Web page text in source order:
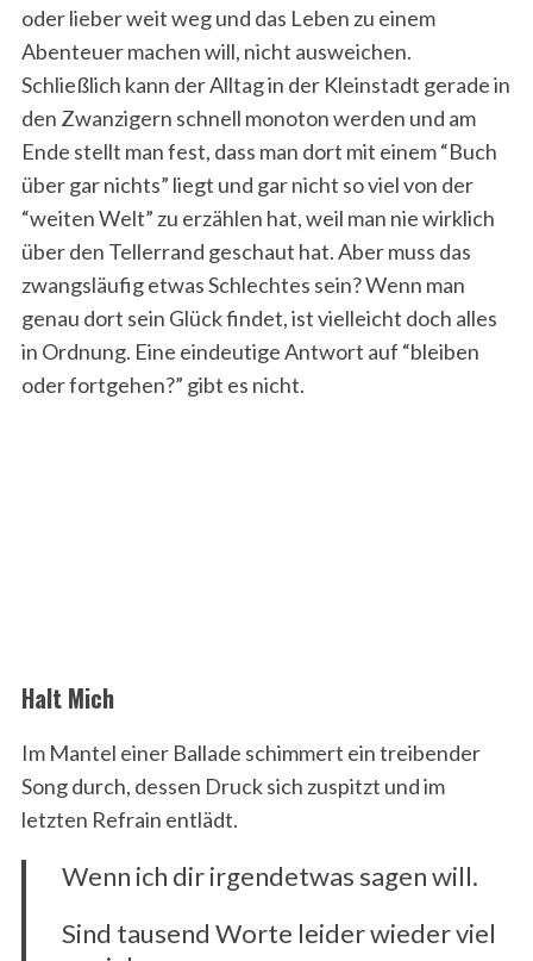
oder lieber weit weg und das Leben zu einem
Abenteuer machen will, nicht ausweichen.
Schließlich kann der Alltag in der Kleinstadt gerade in
den Zwanzigern schnell monoton werden und am
Ende stellt man fest, dass man dort mit einem “Buch
über gar nichts” liegt und gar nicht so viel von der
“weiten Welt” zu erzählen hat, weil man nie wirklich
über den Tellerrand geschaut hat. Aber muss das
zwangsläufig etwas Schlechtes sein? Wenn man
genau dort sein Glück findet, ist vielleicht doch alles
in Ordnung. Eine eindeutige Antwort auf “bleiben
oder fortgehen?” gibt es nicht.
Halt Mich
Im Mantel einer Ballade schimmert ein treibender
Song durch, dessen Druck sich zuspitzt und im
letzten Refrain entlädt.
Wenn ich dir irgendetwas sagen will.
Sind tausend Worte leider wieder viel